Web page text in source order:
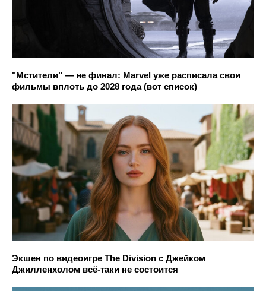
"Мстители" — не финал: Marvel уже расписала свои
фильмы вплоть до 2028 года (вот список)
Экшен по видеоигре The Division с Джейком
Джилленхолом всё-таки не состоится